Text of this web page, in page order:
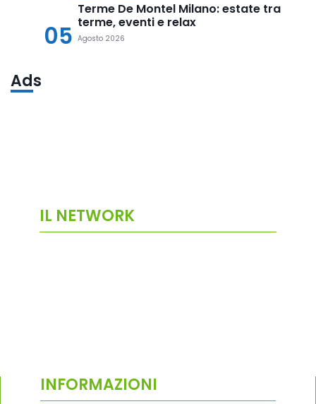
05
Terme De Montel Milano: estate tra
terme, eventi e relax
Agosto 2026
Ads
IL NETWORK
INFORMAZIONI